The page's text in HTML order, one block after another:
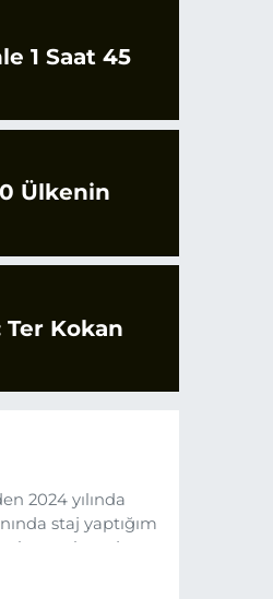
1 Saat 45
Ülkenin
Ter Kokan
2024 yılında
staj yaptığım
unsurlarından